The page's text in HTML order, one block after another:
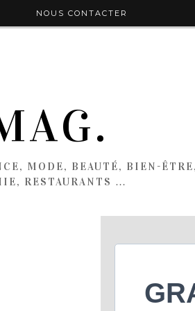
MODE, BEAUTÉ, BIEN-ÊTRE,
RESTAURANTS …
NOUS CONTACTER